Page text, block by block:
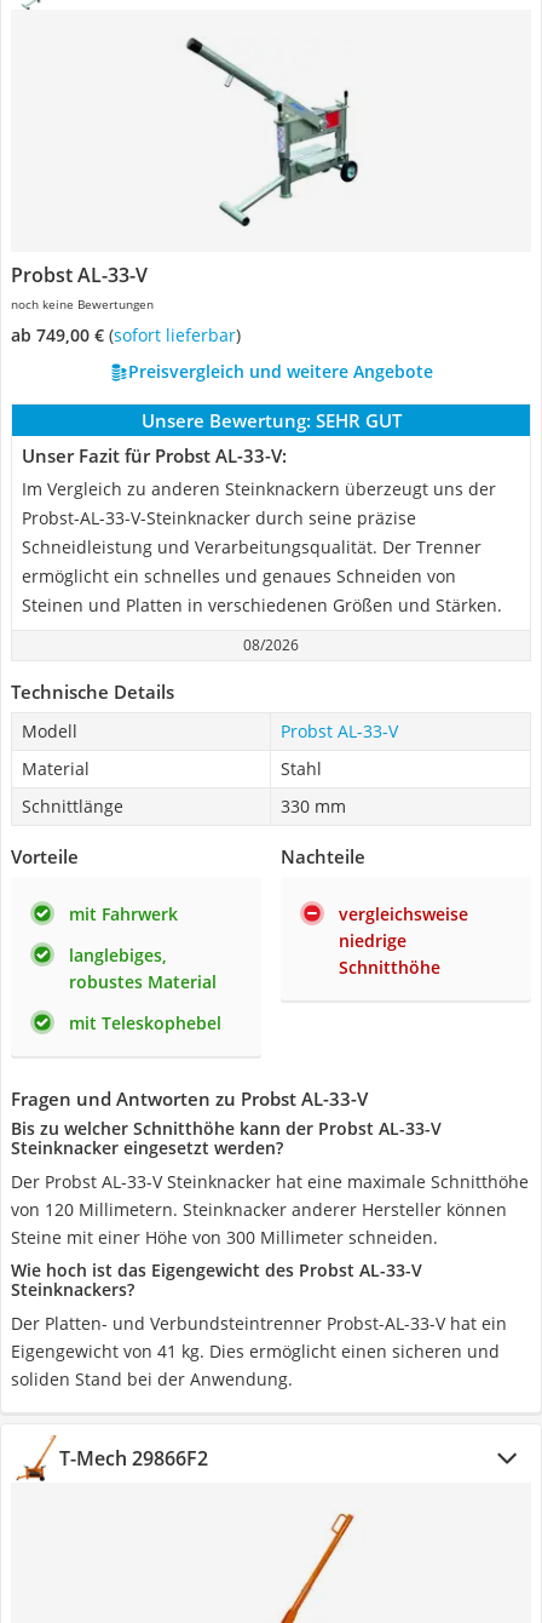
Probst AL-33-V
noch keine Bewertungen
ab 749,00 € ( Sofort lieferbar)
Preisvergleich und weitere Angebote
Unsere Bewertung: SEHR GUT
Unser Fazit für Probst AL-33-V:
Im Vergleich zu anderen Steinknackern überzeugt uns der
Probst-AL-33-V-Steinknacker durch seine präzise
Schneidleistung und Verarbeitungsqualität. Der Trenner
ermöglicht ein schnelles und genaues Schneiden von
Steinen und Platten in verschiedenen Größen und Stärken.
08/2026
Technische Details
Modell
Probst AL-33-V
Material
Stahl
Schnittlänge
330 mm
Vorteile
mit Fahrwerk
langlebiges,
robustes Material
mit Teleskophebel
Nachteile
vergleichsweise
niedrige
Schnitthöhe
Fragen und Antworten zu Probst AL-33-V
Bis zu welcher Schnitthöhe kann der Probst AL-33-V
Steinknacker eingesetzt werden?
Der Probst AL-33-V Steinknacker hat eine maximale Schnitthöhe
von 120 Millimetern. Steinknacker anderer Hersteller können
Steine mit einer Höhe von 300 Millimeter schneiden.
Wie hoch ist das Eigengewicht des Probst AL-33-V
Steinknackers?
Der Platten- und Verbundsteintrenner Probst-AL-33-V hat ein
Eigengewicht von 41 kg. Dies ermöglicht einen sicheren und
soliden Stand bei der Anwendung.
T-Mech 29866F2